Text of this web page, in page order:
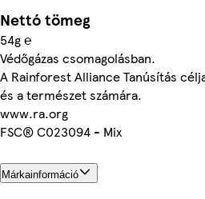
Nettó tömeg
54g ℮
Védőgázas csomagolásban.
A Rainforest Alliance Tanúsítás
és a természet számára.
www.ra.org
FSC® C023094 - Mix
Márkainformáció